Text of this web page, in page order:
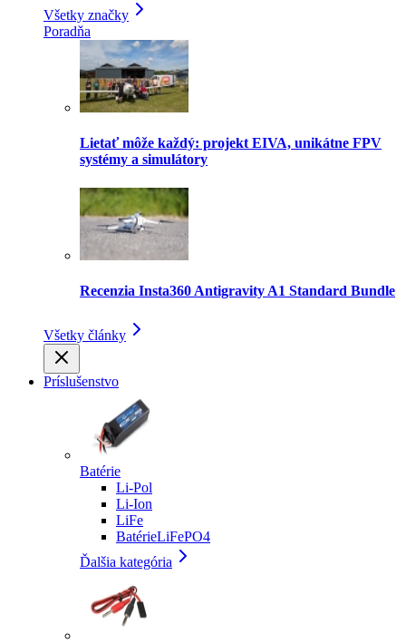
Všetky značky
Poradňa
Lietať môže každý: projekt EIVA, unikátne FPV
systémy a simulátory
Recenzia Insta360 Antigravity A1 Standard Bundle
Všetky články
Príslušenstvo
Batérie
Li-Pol
Li-Ion
LiFe
BatérieLiFePO4
Ďalšia kategória